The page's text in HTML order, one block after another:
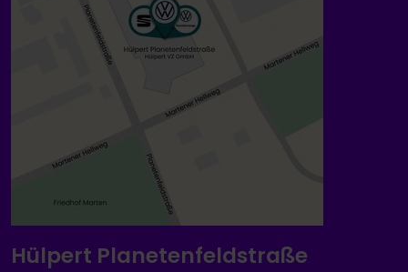
Hülpert Planetenfeldstraße